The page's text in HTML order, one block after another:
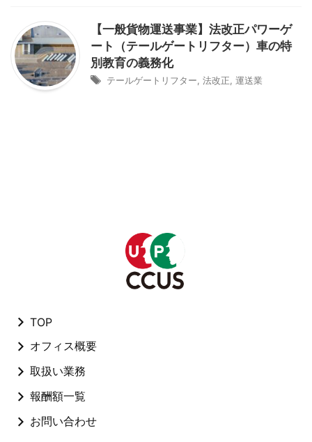
【一般貨物運送事業】法改正パワーゲ
ート（テールゲートリフター）車の特
別教育の義務化
テールゲートリフター 法改正 運送業
TOP
オフィス概要
取扱い業務
報酬額一覧
お問い合わせ